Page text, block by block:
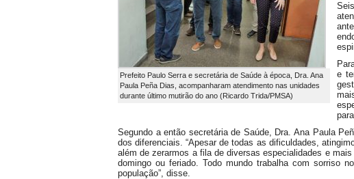
Prefeito Paulo Serra e secretária de Saúde à época, Dra. Ana
Paula Peña Dias, acompanharam atendimento nas unidades
durante último mutirão do ano (Ricardo Trida/PMSA)
e
Segundo a então secretária de Saúde, Dra. Ana Paula
dos diferenciais. “Apesar de todas as dificuldades,
além de zerarmos a fila de diversas especialidades e
domingo ou feriado. Todo mundo trabalha com sorriso
população”, disse.